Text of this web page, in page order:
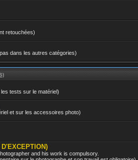
retouchées)
dans les autres catégories)
tests sur le matériel)
et sur les accessoires photo)
and his work is compulsory.